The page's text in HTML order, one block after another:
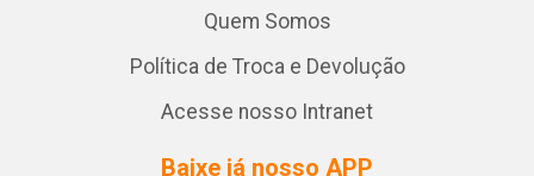
Quem Somos
Política de Troca e Devolução
Acesse nosso Intranet
Baixe já nosso APP